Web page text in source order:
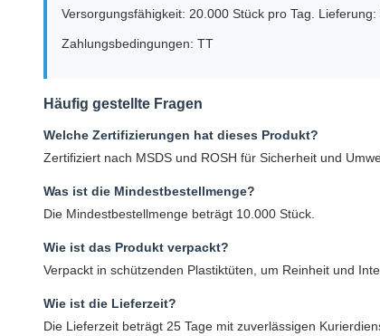
Versorgungsfähigkeit: 20.000 Stück pro Tag. Lieferung:
Zahlungsbedingungen: TT
Häufig gestellte Fragen
Welche Zertifizierungen hat dieses Produkt?
Zertifiziert nach MSDS und ROSH für Sicherheit und
Was ist die Mindestbestellmenge?
Die Mindestbestellmenge beträgt 10.000 Stück.
Wie ist das Produkt verpackt?
Verpackt in schützenden Plastiktüten, um Reinheit und
Wie ist die Lieferzeit?
Die Lieferzeit beträgt 25 Tage mit zuverlässigen